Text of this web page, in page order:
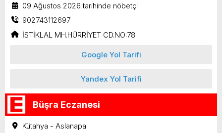
09 Ağustos 2026 tarihinde nöbetçi
902743112697
İSTİKLAL MH.HÜRRİYET CD.NO:78
Google Yol Tarifi
Yandex Yol Tarifi
Büşra Eczanesi
Kütahya - Aslanapa